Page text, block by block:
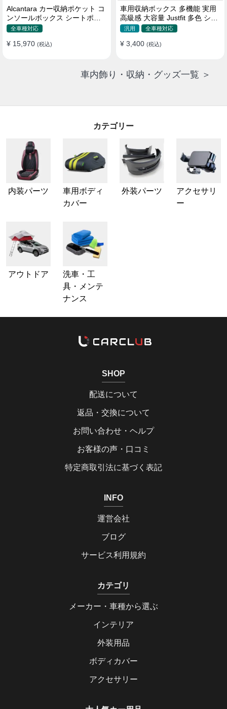
Alcantara カー収納ポケット コ
ンソールボックス シートポケ
ット 隙間ポケットセット
全車種対応
¥ 15,970 (税込)
車用収納ボックス 多機能 実用
高級感 大容量 Justfit 多色 シー
トポケット ギャップ 隙間収納
汎用 全車種対応
¥ 3,400 (税込)
車内飾り・収納・グッズ一覧 ＞
カテゴリー
内装パーツ
車用ボディ
カバー
外装パーツ
アクセサリ
ー
アウトドア
洗車・工
具・メンテ
ナンス
SHOP
配送について
返品・交換について
お問い合わせ・ヘルプ
お客様の声・口コミ
特定商取引法に基づく表記
INFO
運営会社
ブログ
サービス利用規約
カテゴリ
メーカー・車種から選ぶ
インテリア
外装用品
ボディカバー
アクセサリー